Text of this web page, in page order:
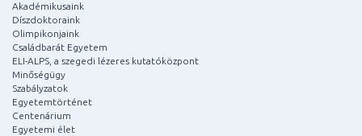
Akadémikusaink
Díszdoktoraink
Olimpikonjaink
Családbarát Egyetem
ELI-ALPS, a szegedi lézeres kutatóközpont
Minőségügy
Szabályzatok
Egyetemtörténet
Centenárium
Egyetemi élet